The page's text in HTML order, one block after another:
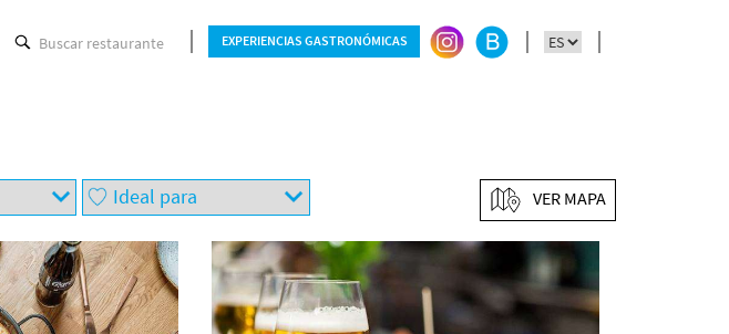
Buscar restaurante EXPERIENCIAS GASTRONÓMICAS
VER MAPA